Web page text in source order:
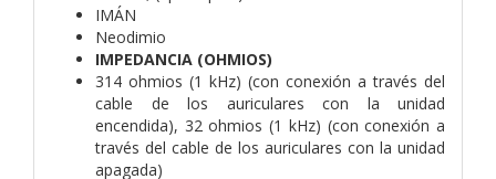
IMÁN
Neodimio
IMPEDANCIA (OHMIOS)
314 ohmios (1 kHz) (con conexión a través del
cable de los auriculares con la unidad
encendida), 32 ohmios (1 kHz) (con conexión a
través del cable de los auriculares con la unidad
apagada)